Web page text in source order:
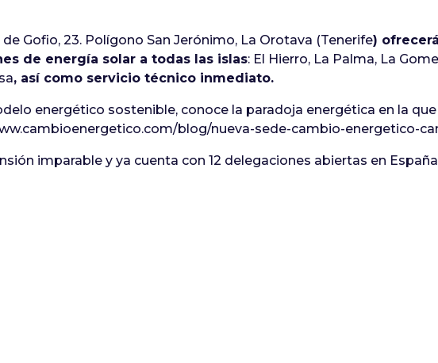
Gofio, 23. Polígono San Jerónimo, La Orotava (Tenerife)
de energía solar a todas las islas: El Hierro, La Palma, La
, así como servicio técnico inmediato.
energético sostenible, conoce la paradoja energética en la
blog/nueva-sede-cambio-energetico-
imparable y ya cuenta con 12 delegaciones abiertas en